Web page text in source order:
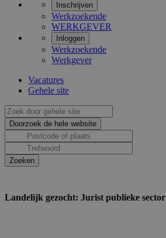
Inschrijven
Werkzoekende
WERKGEVER
Inloggen
Werkzoekende
Werkgever
Vacatures
Gehele site
Landelijk gezocht: Jurist publieke sector